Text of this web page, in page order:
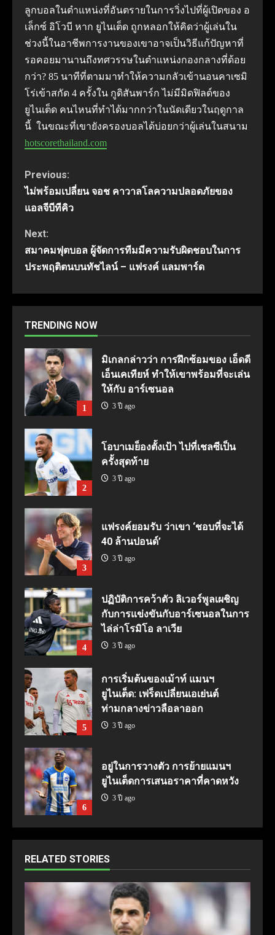
ลูกบอลในตำแหน่งที่อันตรายในการวิ่งไปที่ผู้เปิดของ อ
เล็กซ์ อิโวบี หาก ยูไนเต็ด ถูกหลอกให้คิดว่าผู้เล่นใน
ช่วงนี้ในอาชีพการงานของเขาอาจเป็นวิธีแก้ปัญหาที่
รอคอยมานานถึงทศวรรษในตำแหน่งกองกลางที่ด้อย
กว่า? 85 นาทีที่ตามมาทำให้ความกลัวเข้านอนคาเซมิ
โร่เข้าสกัด 4 ครั้งใน กูดิสันพาร์ก ไม่มีมิดฟิลด์ของ
ยูไนเต็ด คนไหนที่ทำได้มากกว่าในนัดเดียวในฤดูกาล
นี้ ในขณะที่เขายังครองบอลได้บ่อยกว่าผู้เล่นในสนาม
hotscorethailand.com
Continue
Reading
Previous:
ไม่พร้อมเปลี่ยน จอช คาวาลโลความปลอดภัยของ
แอลจีบีทีคิว
Next:
สมาคมฟุตบอล ผู้จัดการทีมมีความรับผิดชอบในการ
ประพฤติตนบนทัชไลน์ – แฟรงค์ แลมพาร์ด
TRENDING NOW
1
มิเกลกล่าวว่า การฝึกซ้อมของ เอ็ดดี
เอ็นเคเทียห์ ทำให้เขาพร้อมที่จะเล่น
ให้กับ อาร์เซนอล
3 ปี ago
2
โอบาเมย็องตั้งเป้า ไปที่เชลซีเป็น
ครั้งสุดท้าย
3 ปี ago
3
แฟรงค์ยอมรับ ว่าเขา ‘ชอบที่จะได้
40 ล้านปอนด์’
3 ปี ago
4
ปฏิบัติการคว้าตัว ลิเวอร์พูลเผชิญ
กับการแข่งขันกับอาร์เซนอลในการ
ไล่ล่าโรมิโอ ลาเวีย
3 ปี ago
5
การเริ่มต้นของเม้าท์ แมนฯ
ยูไนเต็ด: เฟร็ดเปลี่ยนเอเย่นต์
ท่ามกลางข่าวลือลาออก
3 ปี ago
6
อยู่ในการวางตัว การย้ายแมนฯ
ยูไนเต็ดการเสนอราคาที่คาดหวัง
3 ปี ago
RELATED STORIES